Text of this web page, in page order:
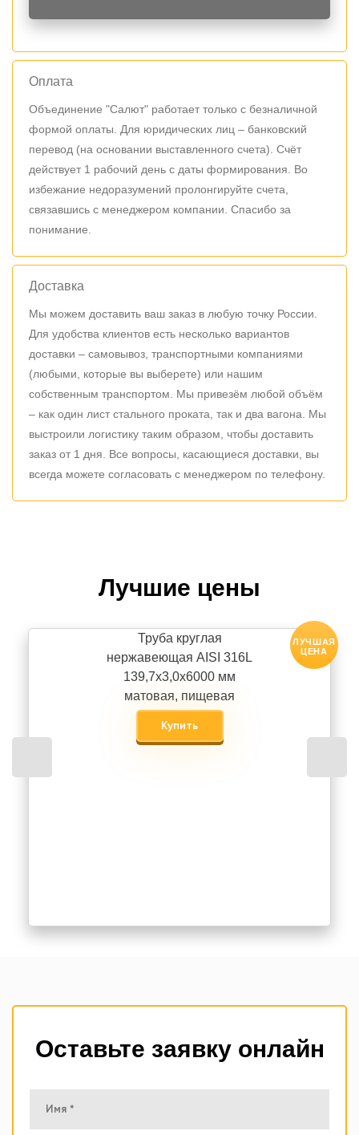
Оплата
Объединение "Салют" работает только с безналичной
формой оплаты. Для юридических лиц – банковский
перевод (на основании выставленного счета). Счёт
действует 1 рабочий день с даты формирования. Во
избежание недоразумений пролонгируйте счета,
связавшись с менеджером компании. Спасибо за
понимание.
Доставка
Мы можем доставить ваш заказ в любую точку России.
Для удобства клиентов есть несколько вариантов
доставки – самовывоз, транспортными компаниями
(любыми, которые вы выберете) или нашим
собственным транспортом. Мы привезём любой объём
– как один лист стального проката, так и два вагона. Мы
выстроили логистику таким образом, чтобы доставить
заказ от 1 дня. Все вопросы, касающиеся доставки, вы
всегда можете согласовать с менеджером по телефону.
Лучшие цены
Труба круглая
нержавеющая AISI 316L
139,7х3,0х6000 мм
матовая, пищевая
Купить
ЛУЧШАЯ
ЦЕНА
Оставьте заявку онлайн